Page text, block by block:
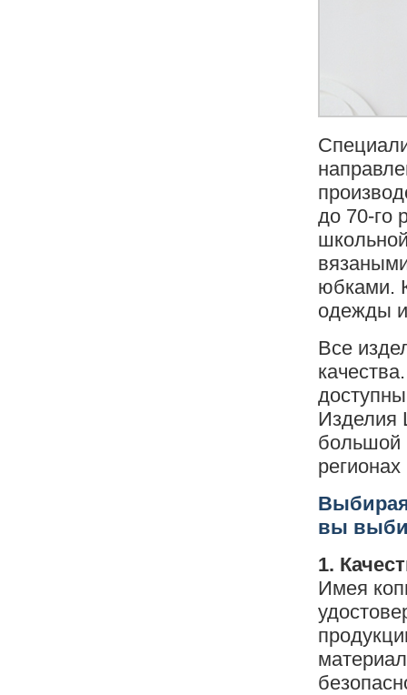
до 70-го
юбками.
одежды
Все
Изделия
большой
вы
1.
Имея